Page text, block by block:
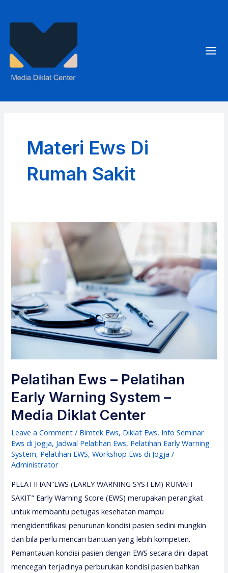
Materi Ews Di
Rumah Sakit
Pelatihan Ews – Pelatihan
Early Warning System –
Media Diklat Center
Leave a Comment / Bimtek Ews, Diklat Ews, Info Seminar
Ews di Jogja, Jadwal Pelatihan Ews, Pelatihan Early Warning
System, Pelatihan EWS,Workshop Ews di Jogja /
Administrator
PELATIHAN“EWS (EARLY WARNING SYSTEM) RUMAH
SAKIT” Early Warning Score (EWS) merupakan perangkat
untuk membantu petugas kesehatan mampu
mengidentifikasi penurunan kondisi pasien sedini mungkin
dan bila perlu mencari bantuan yang lebih kompeten.
Pemantauan kondisi pasien dengan EWS secara dini dapat
mencegah terjadinya perburukan kondisi pasien bahkan